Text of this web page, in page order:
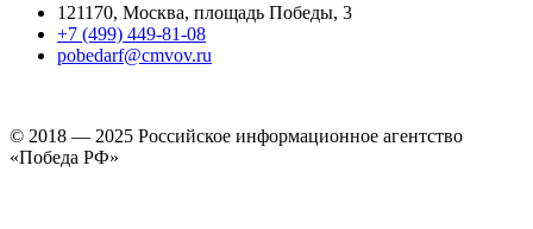
121170, Москва, площадь Победы, 3
+7 (499) 449-81-08
pobedarf@cmvov.ru
© 2018 — 2025 Российское информационное агентство
«Победа РФ»